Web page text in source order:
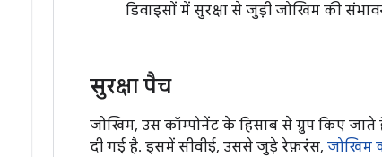
डिवाइसों में सुरक्षा से जुड़ी जोखिम की
सुरक्षा पैच
जोखिम, उस कॉम्पोनेंट के हिसाब से ग्रुप किए
दी गई है. इसमें सीवीई, उससे जुड़े रेफ़रंस, जोखिम